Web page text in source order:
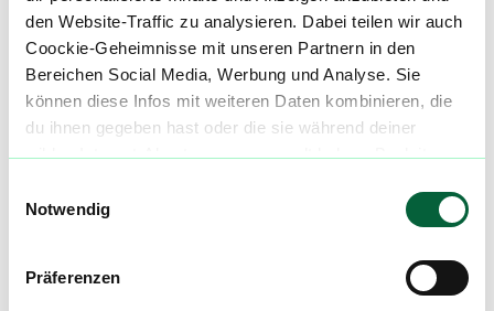
den Website-Traffic zu analysieren. Dabei teilen wir auch
Coockie-Geheimnisse mit unseren Partnern in den
Bereichen Social Media, Werbung und Analyse. Sie
können diese Infos mit weiteren Daten kombinieren, die
du ihnen gegeben hast oder die sie während deiner
wilden Internet-Abenteuer gesammelt haben. Begleite
Notwendig
Präferenzen
Preisreduktionen informiert zu werden und
exklusive Angebote zu erhalten!
Jetzt registrieren
Neue Cannabisblüten und die
verpassen!